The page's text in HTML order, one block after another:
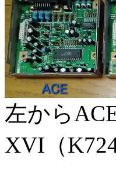
左から
XVI（